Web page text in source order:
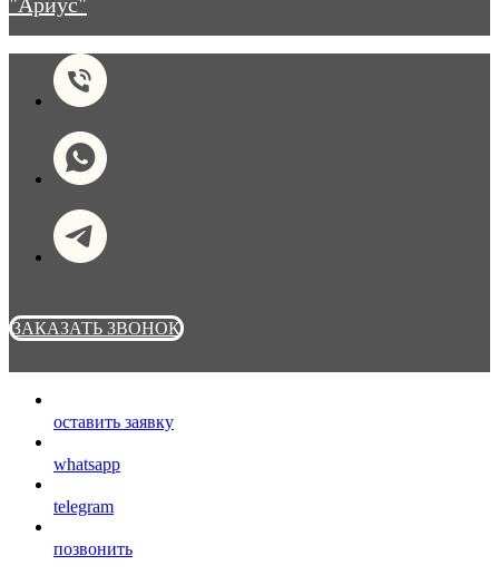
ЗАКАЗАТЬ ЗВОНОК
оставить заявку
whatsapp
telegram
позвонить